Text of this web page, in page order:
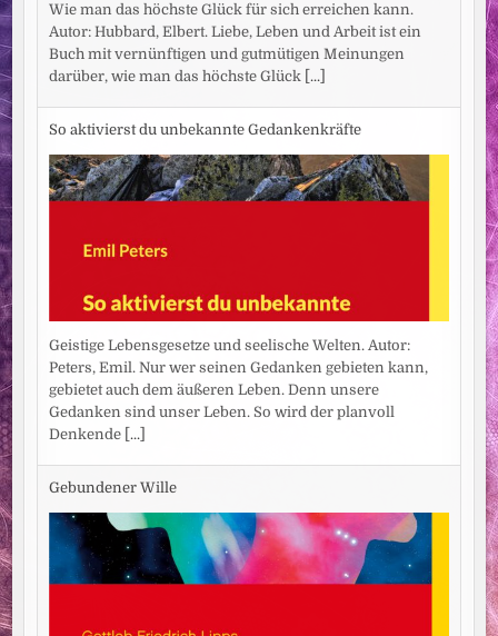
Wie man das höchste Glück für sich erreichen kann.
Autor: Hubbard, Elbert. Liebe, Leben und Arbeit ist ein
Buch mit vernünftigen und gutmütigen Meinungen
darüber, wie man das höchste Glück [...]
So aktivierst du unbekannte Gedankenkräfte
Geistige Lebensgesetze und seelische Welten. Autor:
Peters, Emil. Nur wer seinen Gedanken gebieten kann,
gebietet auch dem äußeren Leben. Denn unsere
Gedanken sind unser Leben. So wird der planvoll
Denkende [...]
Gebundener Wille